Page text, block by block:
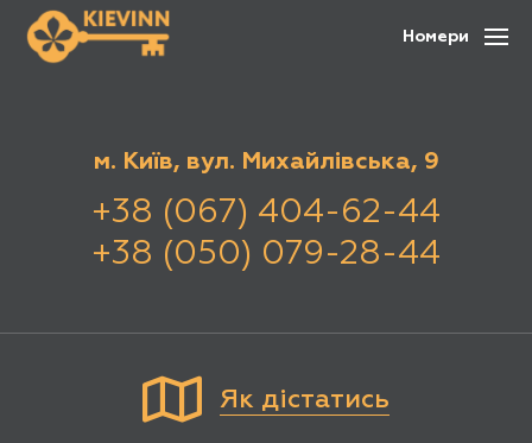
Номери
Як дістатись
м. Київ, вул. Михайлівська, 9
+38 (067) 404-62-44
+38 (050) 079-28-44